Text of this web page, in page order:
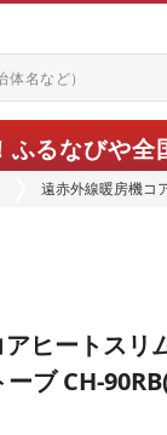
ふるなびや全
遠赤外線暖房機コ
ヒートスリ
ブ CH-